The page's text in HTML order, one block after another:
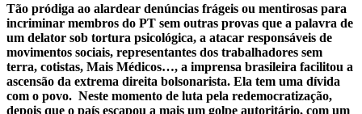
Tão pródiga ao alardear denúncias frágeis ou mentirosas para
incriminar membros do PT sem outras provas que a palavra de
um delator sob tortura psicológica, a atacar responsáveis de
movimentos sociais, representantes dos trabalhadores sem
terra, cotistas, Mais Médicos…, a imprensa brasileira facilitou a
ascensão da extrema direita bolsonarista. Ela tem uma dívida
com o povo. Neste momento de luta pela redemocratização,
depois que o país escapou a mais um golpe autoritário, com um